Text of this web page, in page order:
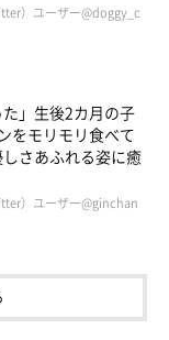
）ユーザー@doggy_c
た」生後2カ月の子
をモリモリ食べて
さあふれる姿に癒
）ユーザー@ginchan